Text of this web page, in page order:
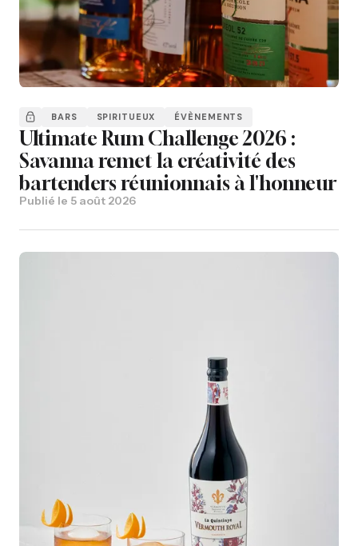
BARS SPIRITUEUX ÉVÈNEMENTS
Ultimate Rum Challenge 2026 :
Savanna remet la créativité des
bartenders réunionnais à l'honneur
Publié le 5 août 2026